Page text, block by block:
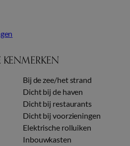
Bij de zee/het strand
Dicht bij de haven
Dicht bij restaurants
Dicht bij voorzieningen
Elektrische rolluiken
Inbouwkasten